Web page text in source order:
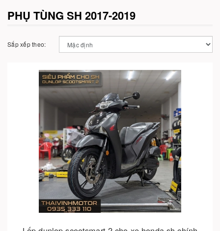
PHỤ TÙNG SH 2017-2019
Sắp xếp theo:
Cho vào giỏ hàng